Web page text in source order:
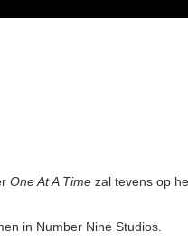
One At A Time zal tevens op
in Number Nine Studios.